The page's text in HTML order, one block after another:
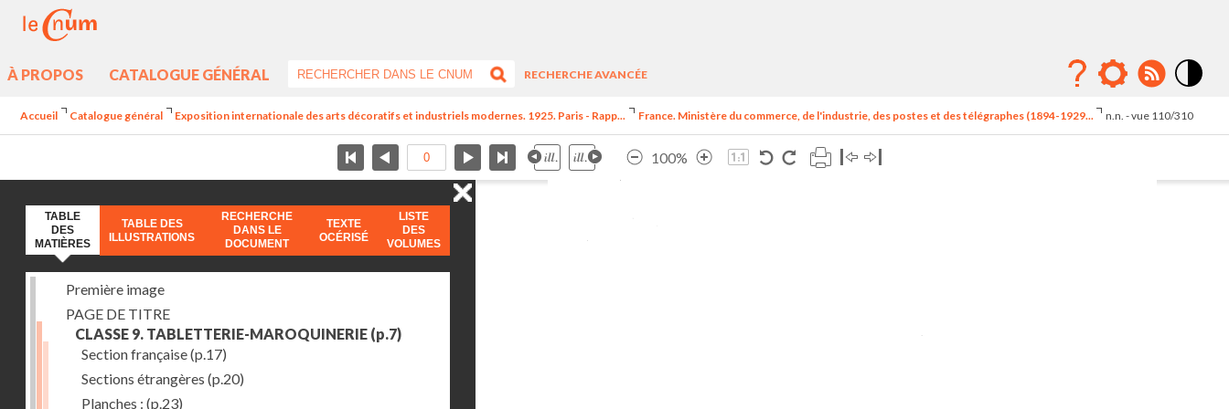
À PROPOS CATALOGUE GÉNÉRAL
RECHERCHE AVANCÉE
élévé
Accueil Catalogue général Exposition internationale des arts décoratifs et industriels modernes. 1925. Paris - Rapp... France. Ministère du commerce, de l'industrie, des postes et des télégraphes (1894-1929... n.n. - vue 110/310
100%
TABLE
DES
MATIÈRES
TABLE DES
ILLUSTRATIONS
RECHERCHE
DANS LE
DOCUMENT
TEXTE
OCÉRISÉ
LISTE
DES
VOLUMES
Première image
PAGE DE TITRE
CLASSE 9. TABLETTERIE-MAROQUINERIE (p.7)
Section française(p.17)
Sections étrangères (p.20)
Planches : (p.23)